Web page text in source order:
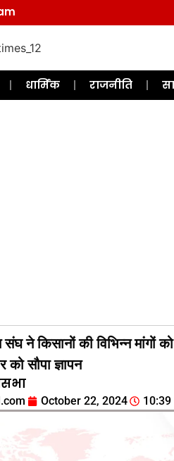
धार्मिक राजनीति
ने किसानों की विभिन्न मांगों
सौपा ज्ञापन
October 22, 2024 10:39